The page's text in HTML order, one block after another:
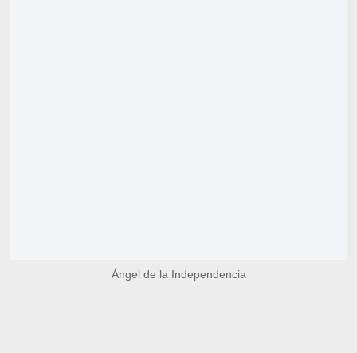
Ángel de la Independencia